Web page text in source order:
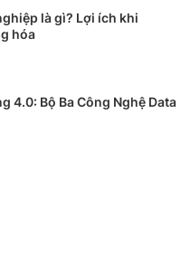
là gì? Lợi ích khi
hóa
4.0: Bộ Ba Công Nghệ Data